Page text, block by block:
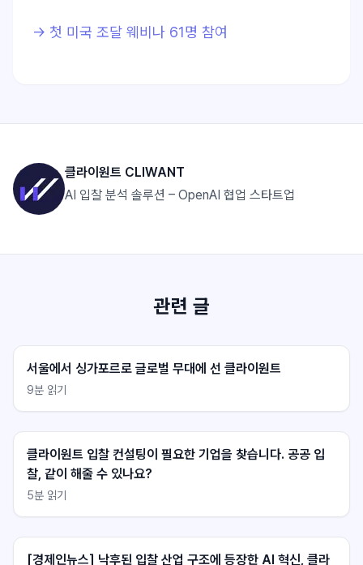
→ 첫 미국 조달 웨비나 61명 참여
클라이원트 CLIWANT
AI 입찰 분석 솔루션 – OpenAI 협업 스타트업
관련 글
서울에서 싱가포르로 글로벌 무대에 선 클라이원트
9분 읽기
클라이원트 입찰 컨설팅이 필요한 기업을 찾습니다. 공공 입
찰, 같이 해줄 수 있나요?
5분 읽기
[경제인뉴스] 낙후된 입찰 산업 구조에 등장한 AI 혁신, 클라